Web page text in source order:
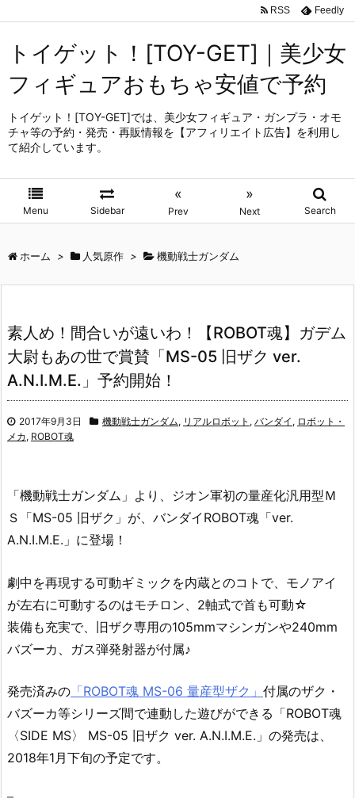
トイゲット！[TOY-GET]｜美少女
フィギュアおもちゃ安値で予約
トイゲット！[TOY-GET]では、美少女フィギュア・ガンプラ・オモ
チャ等の予約・発売・再販情報を【アフィリエイト広告】を利用し
て紹介しています。
Menu Sidebar
«
Prev
»
Next Search
RSS Feedly
ホーム > 人気原作 > 機動戦士ガンダム
素人め！間合いが遠いわ！【ROBOT魂】ガデム
大尉もあの世で賞賛「MS-05 旧ザク ver.
A.N.I.M.E.」予約開始！
2017年9月3日 機動戦士ガンダム, リアルロボット , バンダイ , ロボット・
メカ , ROBOT魂
「機動戦士ガンダム」より、ジオン軍初の量産化汎用型Ｍ
Ｓ「MS-05 旧ザク」が、バンダイROBOT魂「ver.
A.N.I.M.E.」に登場！
劇中を再現する可動ギミックを内蔵とのコトで、モノアイ
が左右に可動するのはモチロン、2軸式で首も可動☆
装備も充実で、旧ザク専用の105mmマシンガンや240mm
バズーカ、ガス弾発射器が付属♪
発売済みの 「ROBOT魂 MS-06 量産型ザク」 付属のザク・
バズーカ等シリーズ間で連動した遊びができる「ROBOT魂
〈SIDE MS〉 MS-05 旧ザク ver. A.N.I.M.E.」の発売は、
2018年1月下旬の予定です。